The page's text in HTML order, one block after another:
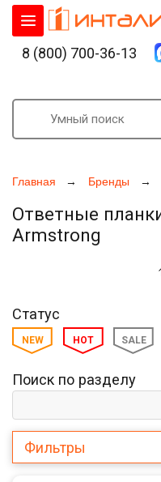
Главная Бренды
Ответные
Armstrong
Статус
NEW HOT SALE
Поиск по разделу
Фильтры
8 (800) 700-36-13